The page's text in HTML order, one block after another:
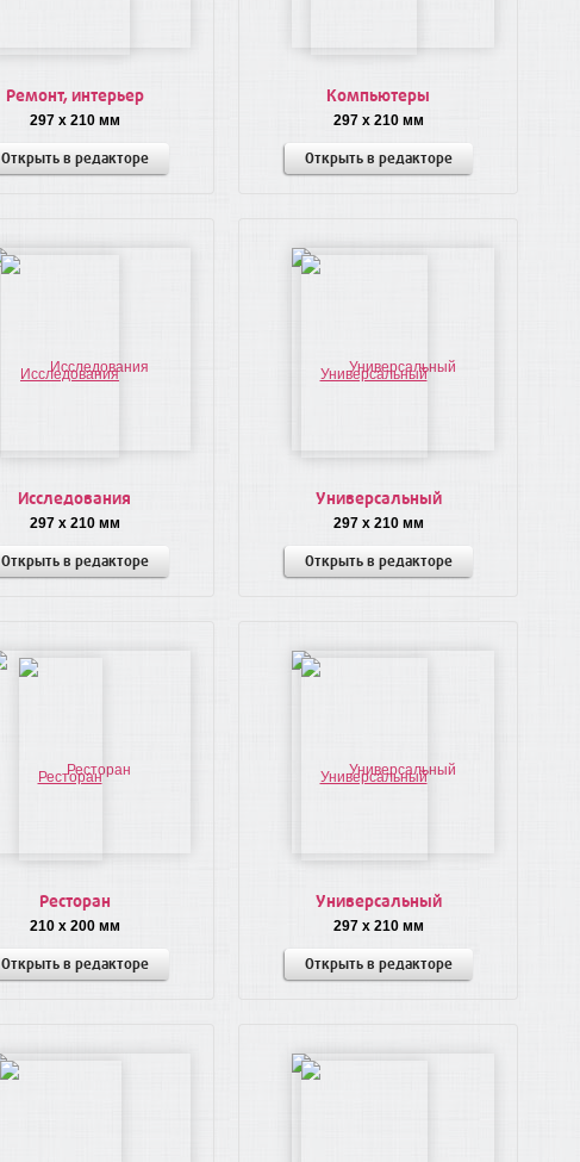
Ремонт, интерьер
297 x 210 мм
Открыть в редакторе
Компьютеры
297 x 210 мм
Открыть в редакторе
Исследования
297 x 210 мм
Открыть в редакторе
Универсальный
297 x 210 мм
Открыть в редакторе
Ресторан
210 x 200 мм
Открыть в редакторе
Универсальный
297 x 210 мм
Открыть в редакторе